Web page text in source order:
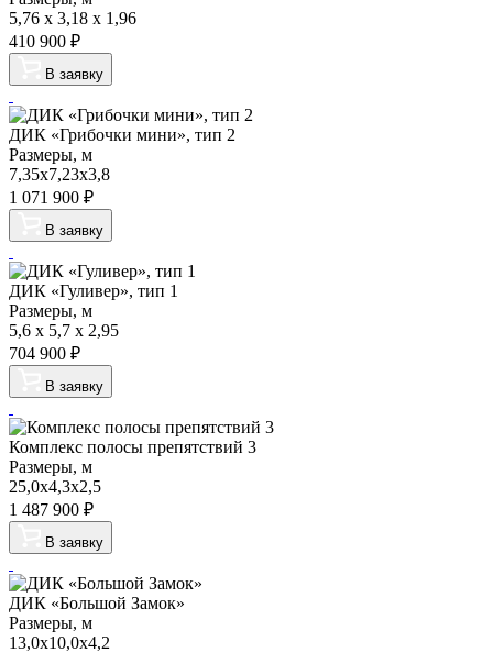
5,76 x 3,18 x 1,96
410 900 ₽
В заявку
ДИК «Грибочки мини», тип 2
Размеры, м
7,35х7,23х3,8
1 071 900 ₽
В заявку
ДИК «Гуливер», тип 1
Размеры, м
5,6 x 5,7 x 2,95
704 900 ₽
В заявку
Комплекс полосы препятствий 3
Размеры, м
25,0х4,3х2,5
1 487 900 ₽
В заявку
ДИК «Большой Замок»
Размеры, м
13,0х10,0х4,2